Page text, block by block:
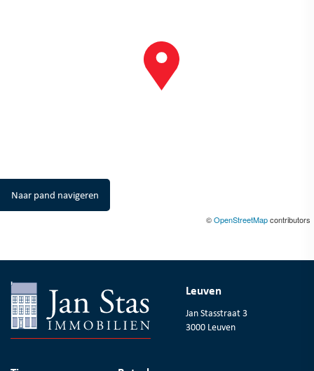
Naar pand navigeren
©OpenStreetMapcontributors
Leuven
Jan Stasstraat 3
3000 Leuven